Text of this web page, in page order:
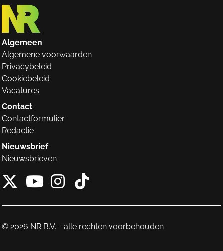
Algemeen
Algemene voorwaarden
Privacybeleid
Cookiebeleid
Vacatures
Contact
Contactformulier
Redactie
Nieuwsbrief
Nieuwsbrieven
X van NieuwRechts
Instagram van
Tiktok van
© 2026 NR B.V. - alle rechten voorbehouden